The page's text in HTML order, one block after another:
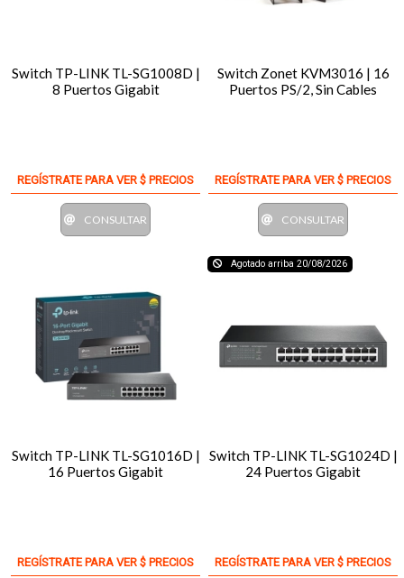
Switch TP-LINK TL-SG1008D |
8 Puertos Gigabit
REGÍSTRATE PARA VER $ PRECIOS
CONSULTAR
Switch Zonet KVM3016 | 16
Puertos PS/2, Sin Cables
REGÍSTRATE PARA VER $ PRECIOS
CONSULTAR
Switch TP-LINK TL-SG1016D |
16 Puertos Gigabit
REGÍSTRATE PARA VER $ PRECIOS
Agotado arriba 20/08/2026
Switch TP-LINK TL-SG1024D |
24 Puertos Gigabit
REGÍSTRATE PARA VER $ PRECIOS